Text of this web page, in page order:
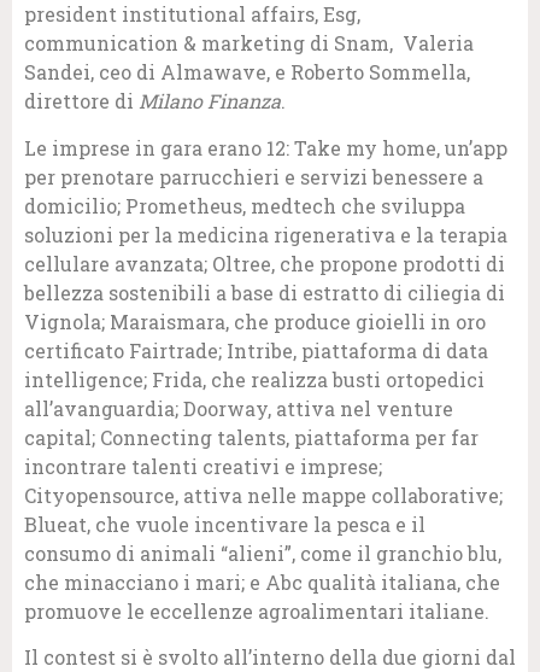
president institutional affairs, Esg,
communication & marketing di Snam, Valeria
Sandei, ceo di Almawave, e Roberto Sommella,
direttore di Milano Finanza.
Le imprese in gara erano 12: Take my home, un’app
per prenotare parrucchieri e servizi benessere a
domicilio; Prometheus, medtech che sviluppa
soluzioni per la medicina rigenerativa e la terapia
cellulare avanzata; Oltree, che propone prodotti di
bellezza sostenibili a base di estratto di ciliegia di
Vignola; Maraismara, che produce gioielli in oro
certificato Fairtrade; Intribe, piattaforma di data
intelligence; Frida, che realizza busti ortopedici
all’avanguardia; Doorway, attiva nel venture
capital; Connecting talents, piattaforma per far
incontrare talenti creativi e imprese;
Cityopensource, attiva nelle mappe collaborative;
Blueat, che vuole incentivare la pesca e il
consumo di animali “alieni”, come il granchio blu,
che minacciano i mari; e Abc qualità italiana, che
promuove le eccellenze agroalimentari italiane.
Il contest si è svolto all’interno della due giorni dal